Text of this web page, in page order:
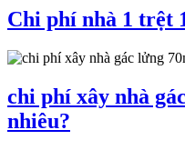
Chi phí nhà 1 trệt
chi phí xây nhà
nhiêu?